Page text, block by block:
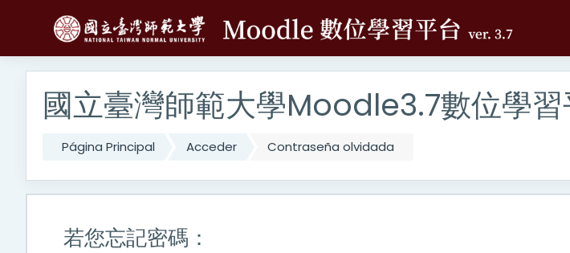
國立臺灣師範大學Moodle3.7數位學習
Página Principal Acceder Contraseña olvidada
若您忘記密碼：